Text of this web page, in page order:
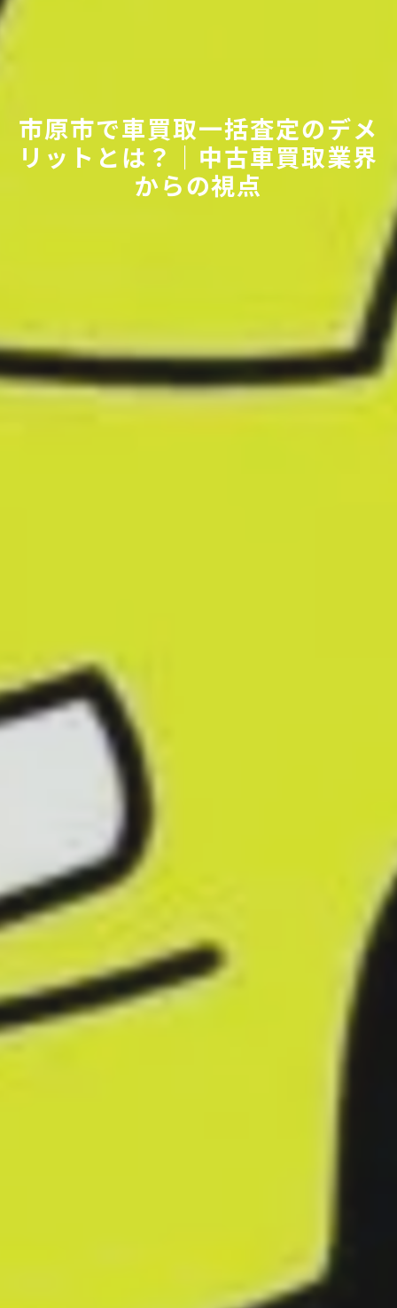
市原市で車買取一括査定のデメ
リットとは？｜中古車買取業界
からの視点